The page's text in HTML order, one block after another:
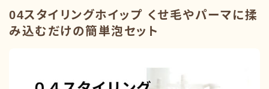
04スタイリングホイップ くせ毛やパーマに揉
み込むだけの簡単泡セット